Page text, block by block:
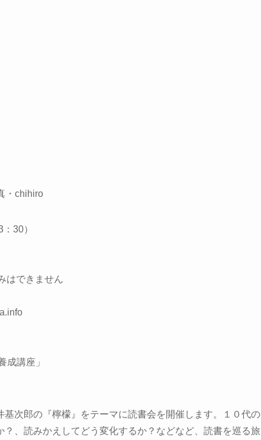
・chihiro
30）
はできません
成講座」
次郎の『檸檬』をテーマに読書会を開催します。１０代の
、読みかえしてどう変化するか？などなど、読書を巡る旅